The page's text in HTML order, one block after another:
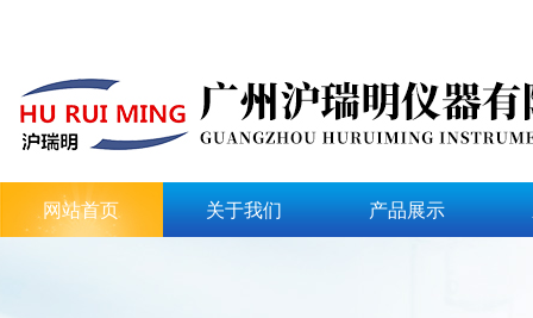
网站首页 关于我们 产品展示